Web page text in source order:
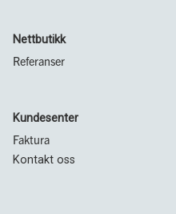
Nettbutikk
Referanser
Kundesenter
Faktura
Kontakt oss